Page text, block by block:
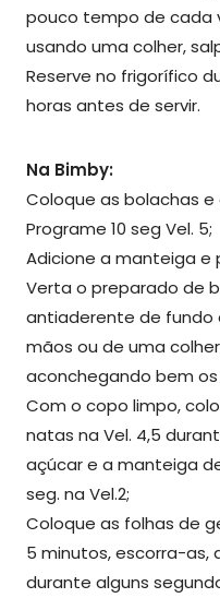
pouco tempo de cada
usando uma colher,
Reserve no frigorífico
horas antes de servir.
Na Bimby:
Coloque as bolachas
Programe 10 seg Vel. 5;
Adicione a manteiga e
Verta o preparado de
antiaderente de fundo
mãos ou de uma
aconchegando bem
Com o copo limpo,
natas na Vel. 4,5
açúcar e a manteiga
seg. na Vel.2;
Coloque as folhas de
5 minutos, escorra-as,
durante alguns